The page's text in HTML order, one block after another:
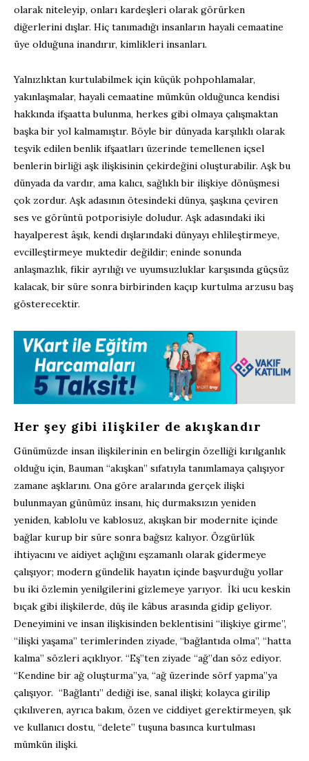
olarak niteleyip, onları kardeşleri olarak görürken
diğerlerini dışlar. Hiç tanımadığı insanların hayali cemaatine
üye olduğuna inandırır, kimlikleri insanları.
Yalnızlıktan kurtulabilmek için küçük pohpohlamalar,
yakınlaşmalar, hayali cemaatine mümkün olduğunca kendisi
hakkında ifşaatta bulunma, herkes gibi olmaya çalışmaktan
başka bir yol kalmamıştır. Böyle bir dünyada karşılıklı olarak
teşvik edilen benlik ifşaatları üzerinde temellenen içsel
benlerin birliği aşk ilişkisinin çekirdeğini oluşturabilir. Aşk bu
dünyada da vardır, ama kalıcı, sağlıklı bir ilişkiye dönüşmesi
çok zordur. Aşk adasının ötesindeki dünya, şaşkına çeviren
ses ve görüntü potporisiyle doludur. Aşk adasındaki iki
hayalperest âşık, kendi dışlarındaki dünyayı ehlileştirmeye,
evcilleştirmeye muktedir değildir; eninde sonunda
anlaşmazlık, fikir ayrılığı ve uyumsuzluklar karşısında güçsüz
kalacak, bir süre sonra birbirinden kaçıp kurtulma arzusu baş
gösterecektir.
Her şey gibi ilişkiler de akışkandır
Günümüzde insan ilişkilerinin en belirgin özelliği kırılganlık
olduğu için, Bauman “akışkan” sıfatıyla tanımlamaya çalışıyor
zamane aşklarını. Ona göre aralarında gerçek ilişki
bulunmayan günümüz insanı, hiç durmaksızın yeniden
yeniden, kablolu ve kablosuz, akışkan bir modernite içinde
bağlar kurup bir süre sonra bağsız kalıyor. Özgürlük
ihtiyacını ve aidiyet açlığını eşzamanlı olarak gidermeye
çalışıyor; modern gündelik hayatın içinde başvurduğu yollar
bu iki özlemin yenilgilerini gizlemeye yarıyor. İki ucu keskin
bıçak gibi ilişkilerde, düş ile kâbus arasında gidip geliyor.
Deneyimini ve insan ilişkisinden beklentisini “ilişkiye girme”,
“ilişki yaşama” terimlerinden ziyade, “bağlantıda olma”, “hatta
kalma” sözleri açıklıyor. “Eş”ten ziyade “ağ”dan söz ediyor.
“Kendine bir ağ oluşturma”ya, “ağ üzerinde sörf yapma”ya
çalışıyor. “Bağlantı” dediği ise, sanal ilişki; kolayca girilip
çıkılıveren, ayrıca bakım, özen ve ciddiyet gerektirmeyen, şık
ve kullanıcı dostu, “delete” tuşuna basınca kurtulması
mümkün ilişki.